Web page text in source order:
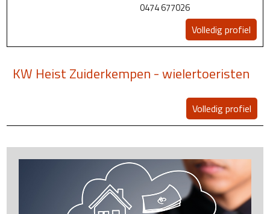
0474 677026
Volledig profiel
KW Heist Zuiderkempen - wielertoeristen
Volledig profiel